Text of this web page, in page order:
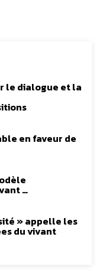
le dialogue et la
en faveur de
…
» appelle les
du vivant